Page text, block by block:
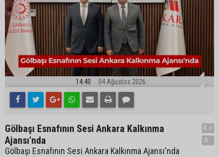
14:40 04 Ağustos 2026
Gölbaşı Esnafının Sesi Ankara Kalkınma
Ajansı'nda
Gölbaşı Esnafının Sesi Ankara Kalkınma Ajansı'nda
A+
A-